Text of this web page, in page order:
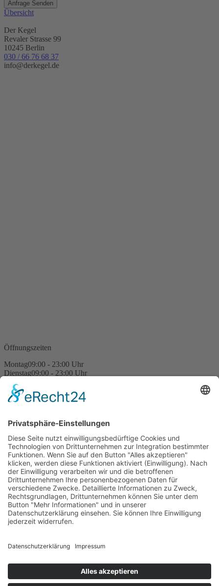
Übersicht
Der Kegel
Revaler Strasse 99
10245 Berlin
030 / 66 76 68 37
info@derkegel.de
Öffnungszeiten
Montag09:00 - 23:00 Uhr
Dienstag09:00 - 23:00 Uhr
Donnerstag 09:00 - 23:00 Uhr
Freitag09:00 - 23:00 Uhr
Feiertage09:00 - 23:00 Uhr
Kegelregeln
Impressum
Datenschutzerklärung
Kontakt
Privatsphäre-Einstellungen
© 2026 Der Kegel GmbH
Der Kegel
Aktuelles
Bouldern
Kinder